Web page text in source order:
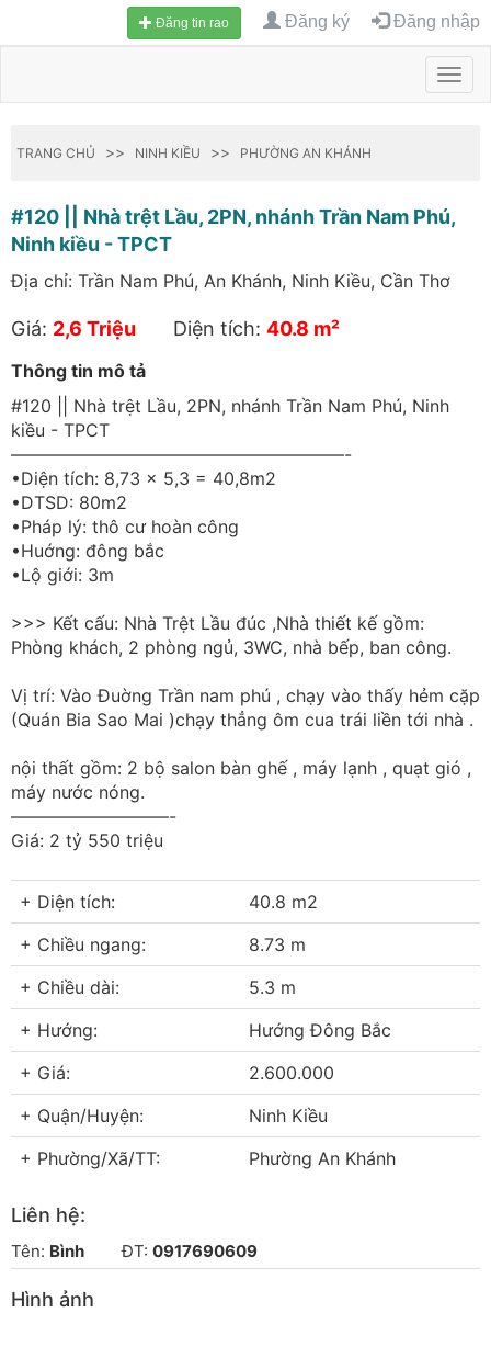
Đăng tin rao Đăng ký Đăng nhập
TRANG CHỦ >> NINH KIỀU >> PHƯỜNG AN KHÁNH
#120 || Nhà trệt Lầu, 2PN, nhánh Trần Nam Phú,
Ninh kiều - TPCT
Địa chỉ: Trần Nam Phú, An Khánh, Ninh Kiều, Cần Thơ
Giá: 2,6 Triệu Diện tích: 40.8 m²
Thông tin mô tả
#120 || Nhà trệt Lầu, 2PN, nhánh Trần Nam Phú, Ninh
kiều - TPCT
———————————————————-
•Diện tích: 8,73 x 5,3 = 40,8m2
•DTSD: 80m2
•Pháp lý: thô cư hoàn công
•Huớng: đông bắc
•Lộ giới: 3m
>>> Kết cấu: Nhà Trệt Lầu đúc ,Nhà thiết kế gồm:
Phòng khách, 2 phòng ngủ, 3WC, nhà bếp, ban công.
Vị trí: Vào Đuờng Trần nam phú , chạy vào thấy hẻm cặp
(Quán Bia Sao Mai )chạy thẳng ôm cua trái liền tới nhà .
nội thất gồm: 2 bộ salon bàn ghế , máy lạnh , quạt gió ,
máy nước nóng.
—————————-
Giá: 2 tỷ 550 triệu
+ Diện tích:
40.8 m2
+ Chiều ngang:
8.73 m
+ Chiều dài:
5.3 m
+ Hướng:
Hướng Đông Bắc
+ Giá:
2.600.000
+ Quận/Huyện:
Ninh Kiều
+ Phường/Xã/TT:
Phường An Khánh
Liên hệ:
Tên: Bình ĐT: 0917690609
Hình ảnh